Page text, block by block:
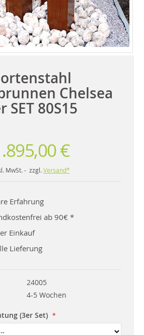
Chelsea
SET 80S15
€
MwSt. - zzgl. Versand*
Erfahrung
ab 90€ *
Einkauf
Lieferung
24005
4-5 Wochen
(3er Set)